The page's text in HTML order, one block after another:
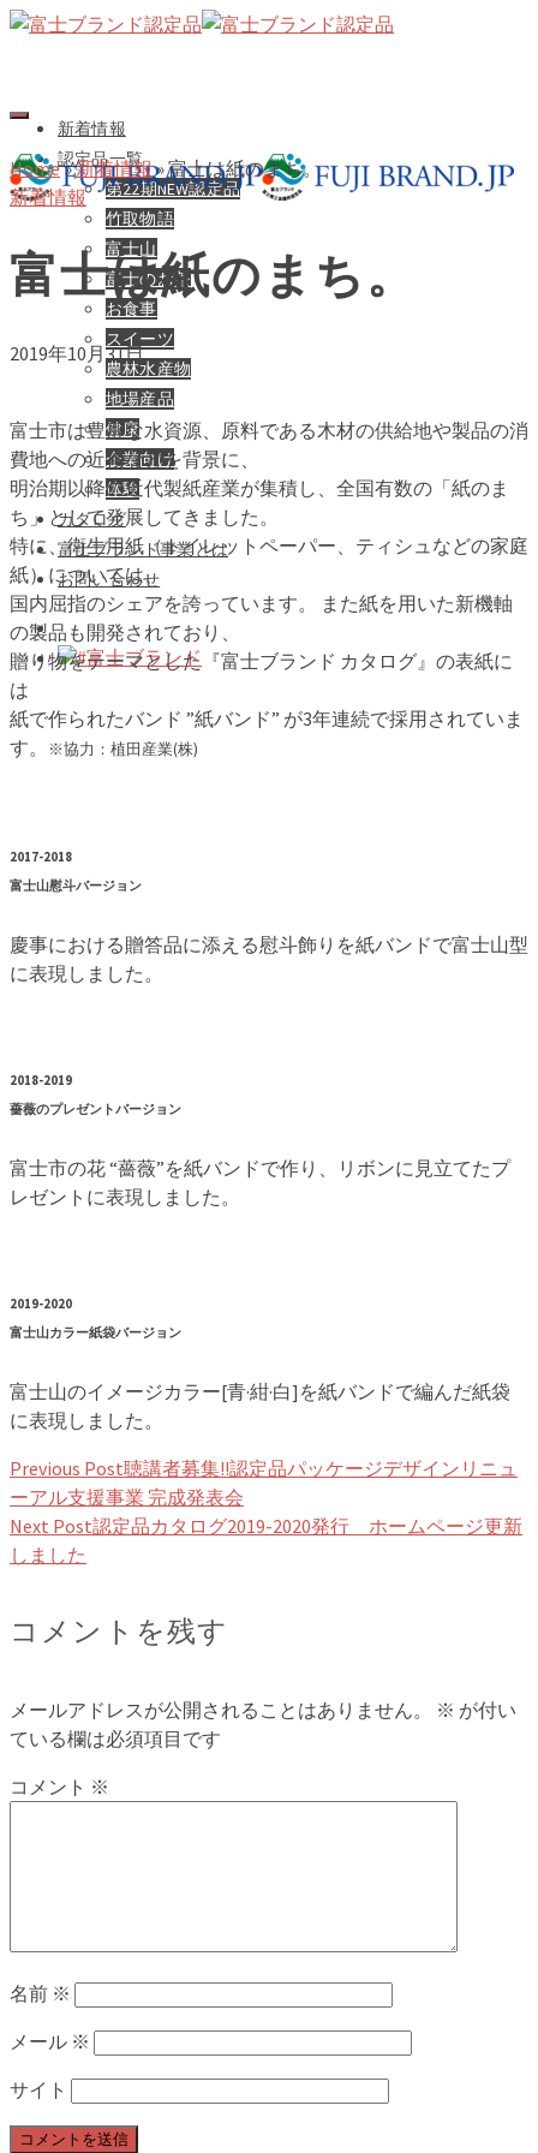
新着情報
認定品一覧
第22期NEW認定品
竹取物語
富士山
富士のお茶
お食事
スイーツ
農林水産物
地場産品
健康
企業向け
体験
カタログ
富士ブランド事業とは
お問い合わせ
#富士ブランド
Home»新着情報»富士は紙のまち。
新着情報
富士は紙のまち。
2019年10月31日
富士市は豊富な水資源、原料である木材の供給地や製品の消
費地への近接などを背景に、
明治期以降の近代製紙産業が集積し、全国有数の「紙のま
ち」として発展してきました。
特に、衛生用紙（トイレットペーパー、ティシュなどの家庭
紙）については、
国内屈指のシェアを誇っています。 また紙を用いた新機軸
の製品も開発されており、
贈り物をテーマとした『富士ブランド カタログ』の表紙に
は
紙で作られたバンド ”紙バンド” が3年連続で採用されていま
す。
※協力：植田産業(株)
2017-2018
富士山慰斗バージョン
慶事における贈答品に添える慰斗飾りを紙バンドで富士山型
に表現しました。
2018-2019
薔薇のプレゼントバージョン
富士市の花 “薔薇”を紙バンドで作り、リボンに見立てたプ
レゼントに表現しました。
2019-2020
富士山カラー紙袋バージョン
富士山のイメージカラー[青·紺·白]を紙バンドで編んだ紙袋
に表現しました。
Previous Post聴講者募集!!認定品パッケージデザインリニュ
ーアル支援事業 完成発表会
Next Post認定品カタログ2019-2020発行 ホームページ更新
しました
コメントを残す
メールアドレスが公開されることはありません。 ※ が付い
ている欄は必須項目です
コメント ※
名前 ※
メール ※
サイト